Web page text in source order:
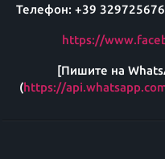
Телефон: +39
https://
[Пишите на
(https://